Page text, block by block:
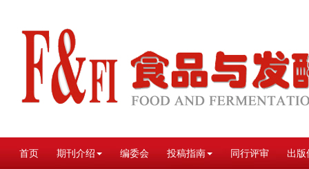
首页 期刊介绍 编委会 投稿指南 同行评审 出版